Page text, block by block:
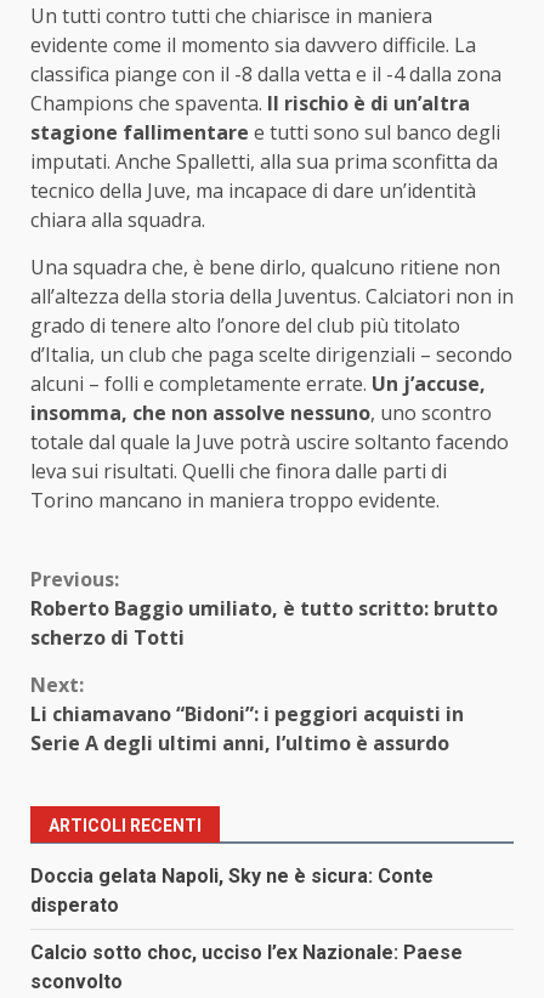
Un tutti contro tutti che chiarisce in maniera
evidente come il momento sia davvero difficile. La
classifica piange con il -8 dalla vetta e il -4 dalla zona
Champions che spaventa. Il rischio è di un’altra
stagione fallimentare e tutti sono sul banco degli
imputati. Anche Spalletti, alla sua prima sconfitta da
tecnico della Juve, ma incapace di dare un’identità
chiara alla squadra.
Una squadra che, è bene dirlo, qualcuno ritiene non
all’altezza della storia della Juventus. Calciatori non in
grado di tenere alto l’onore del club più titolato
d’Italia, un club che paga scelte dirigenziali – secondo
alcuni – folli e completamente errate. Un j’accuse,
insomma, che non assolve nessuno, uno scontro
totale dal quale la Juve potrà uscire soltanto facendo
leva sui risultati. Quelli che finora dalle parti di
Torino mancano in maniera troppo evidente.
Continue
Reading
Previous:
Roberto Baggio umiliato, è tutto scritto: brutto
scherzo di Totti
Next:
Li chiamavano “Bidoni”: i peggiori acquisti in
Serie A degli ultimi anni, l’ultimo è assurdo
ARTICOLI RECENTI
Doccia gelata Napoli, Sky ne è sicura: Conte
disperato
Calcio sotto choc, ucciso l’ex Nazionale: Paese
sconvolto